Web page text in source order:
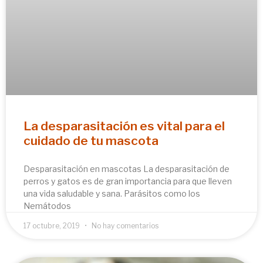
La desparasitación es vital para el
cuidado de tu mascota
Desparasitación en mascotas La desparasitación de
perros y gatos es de gran importancia para que lleven
una vida saludable y sana. Parásitos como los
Nemátodos
17 octubre, 2019 No hay comentarios